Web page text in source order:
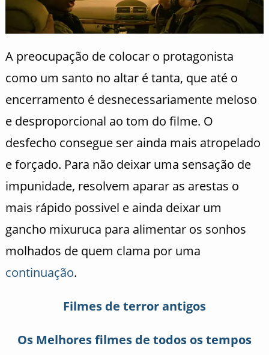
A preocupação de colocar o protagonista
como um santo no altar é tanta, que até o
encerramento é desnecessariamente meloso
e desproporcional ao tom do filme. O
desfecho consegue ser ainda mais atropelado
e forçado. Para não deixar uma sensação de
impunidade, resolvem aparar as arestas o
mais rápido possivel e ainda deixar um
gancho mixuruca para alimentar os sonhos
molhados de quem clama por uma
continuação.
Filmes de terror antigos
Os Melhores filmes de todos os tempos